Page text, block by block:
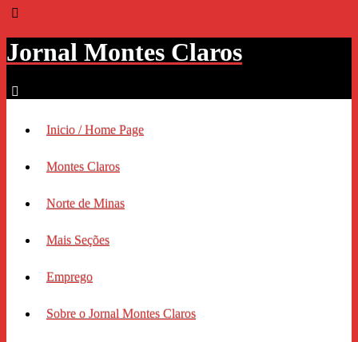
Jornal Montes Claros
Inicio / Home Page
Montes Claros
Norte de Minas
Mais Seções
Emprego
Sobre o Jornal Montes Claros